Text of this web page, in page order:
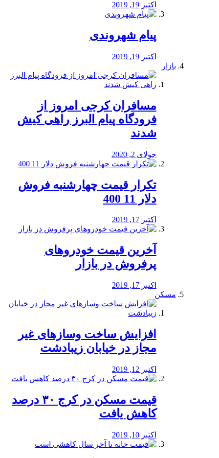
اکتبر 19, 2019
پیام شهروندی
اکتبر 19, 2019
بازار
مسافران کرجی امروز از
فرودگاه پیام البرز راهی کیش
شدند
جولای 2, 2020
تکرار قیمت چهارشنبه فروش
دلار 11 400
اکتبر 17, 2019
آخرین قیمت خودرو‌های
پرفروش در بازار
اکتبر 17, 2019
مسکن
افزایش ساخت وسازهای غیر
مجاز در خیابان زیبادشت
اکتبر 12, 2019
️قیمت مسکن در کرج ۳۰ درصد
کاهش یافت
اکتبر 10, 2019